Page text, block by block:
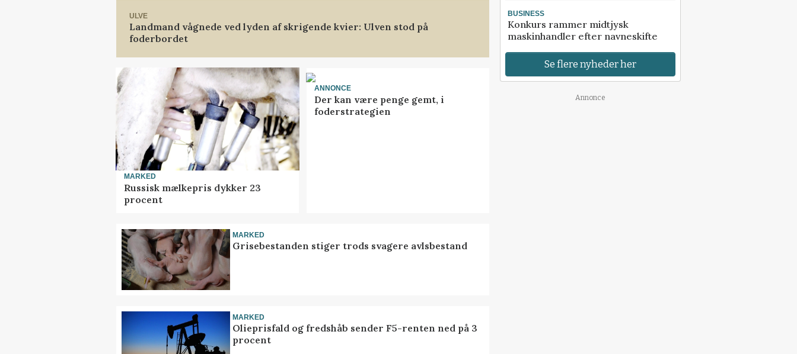
ULVE
Landmand vågnede ved lyden af skrigende kvier: Ulven stod på
foderbordet
MARKED
Russisk mælkepris dykker 23
procent
ANNONCE
Der kan være penge gemt, i
foderstrategien
MARKED
Grisebestanden stiger trods svagere avlsbestand
MARKED
Olieprisfald og fredshåb sender F5-renten ned på 3
procent
BUSINESS
Konkurs rammer midtjysk
maskinhandler efter navneskifte
Se flere nyheder her
Annonce